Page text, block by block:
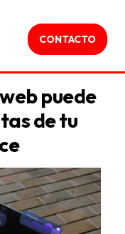
CONTACTO
puede
de tu